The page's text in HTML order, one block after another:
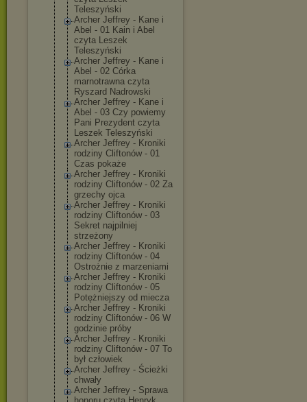
Teleszyński
Archer Jeffrey - Kane i
Abel - 01 Kain i Abel
czyta Leszek
Teleszyński
Archer Jeffrey - Kane i
Abel - 02 Córka
marnotrawna czyta
Ryszard Nadrowski
Archer Jeffrey - Kane i
Abel - 03 Czy powiemy
Pani Prezydent czyta
Leszek Teleszyński
Archer Jeffrey - Kroniki
rodziny Cliftonów - 01
Czas pokaże
Archer Jeffrey - Kroniki
rodziny Cliftonów - 02 Za
grzechy ojca
Archer Jeffrey - Kroniki
rodziny Cliftonów - 03
Sekret najpilniej
strzeżony
Archer Jeffrey - Kroniki
rodziny Cliftonów - 04
Ostrożnie z marzeniami
Archer Jeffrey - Kroniki
rodziny Cliftonów - 05
Potężniejszy od miecza
Archer Jeffrey - Kroniki
rodziny Cliftonów - 06 W
godzinie próby
Archer Jeffrey - Kroniki
rodziny Cliftonów - 07 To
był człowiek
Archer Jeffrey - Ścieżki
chwały
Archer Jeffrey - Sprawa